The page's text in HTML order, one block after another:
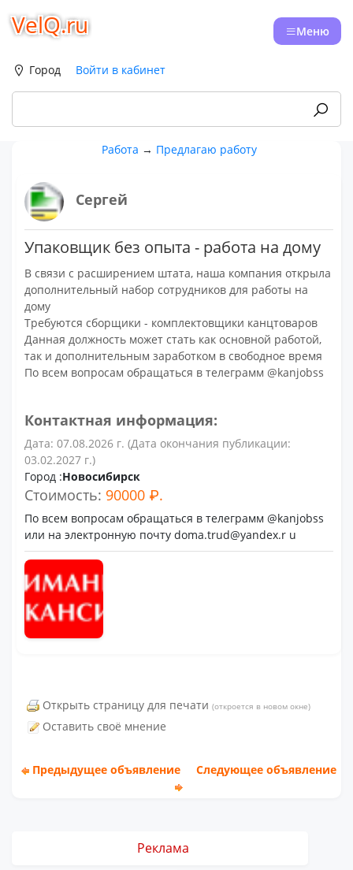
VelQ.ru Меню
Город Войти в кабинет
Работа → Предлагаю работу
Сергей
Упаковщик без опыта - работа на дому
В связи с расширением штата, наша компания открыла
дополнительный набор сотрудников для работы на
дому
Требуются сборщики - комплектовщики канцтоваров
Данная должность может стать как основной работой,
так и дополнительным заработком в свободное время
По всем вопросам обращаться в телеграмм @kanjobss
Контактная информация:
Дата: 07.08.2026 г. (Дата окончания публикации:
03.02.2027 г.)
Город :Новосибирск
Стоимость: 90000 ₽.
По всем вопросам обращаться в телеграмм @kanjobss
или на электронную почту doma.trud@yandex.r u
Открыть страницу для печати (откроется в новом окне)
Оставить своё мнение
Предыдущее объявление Следующее объявление
Реклама